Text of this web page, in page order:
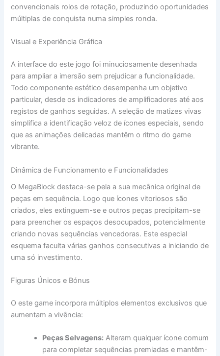
convencionais rolos de rotação, produzindo oportunidades
múltiplas de conquista numa simples ronda.
Visual e Experiência Gráfica
A interface do este jogo foi minuciosamente desenhada
para ampliar a imersão sem prejudicar a funcionalidade.
Todo componente estético desempenha um objetivo
particular, desde os indicadores de amplificadores até aos
registos de ganhos seguidas. A seleção de matizes vivas
simplifica a identificação veloz de ícones especiais, sendo
que as animações delicadas mantêm o ritmo do game
vibrante.
Dinâmica de Funcionamento e Funcionalidades
O MegaBlock destaca-se pela a sua mecânica original de
peças em sequência. Logo que ícones vitoriosos são
criados, eles extinguem-se e outros peças precipitam-se
para preencher os espaços desocupados, potencialmente
criando novas sequências vencedoras. Este especial
esquema faculta várias ganhos consecutivas a iniciando de
uma só investimento.
Figuras Únicos e Bónus
O este game incorpora múltiplos elementos exclusivos que
aumentam a vivência:
Peças Selvagens: Alteram qualquer ícone comum
para completar sequências premiadas e mantêm-